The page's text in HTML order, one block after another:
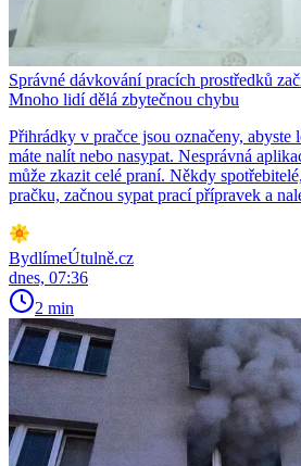
Správné dávkování pracích prostředků
Mnoho lidí dělá zbytečnou chybu
Přihrádky v pračce jsou označeny, abyste
máte nalít nebo nasypat. Nesprávná
může zkazit celé praní. Někdy
pračku, začnou sypat prací přípravek a
BydlímeÚtulně.cz
dnes, 07:36
2 min